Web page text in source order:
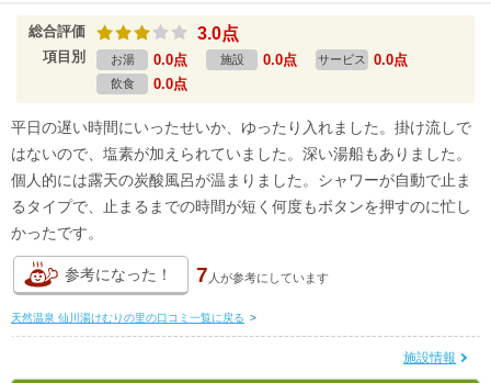
総合評価 3.0点
項目別 お湯 0.0点 施設 0.0点 サービス 0.0点
飲食 0.0点
平日の遅い時間にいったせいか、ゆったり入れました。掛け流しで
はないので、塩素が加えられていました。深い湯船もありました。
個人的には露天の炭酸風呂が温まりました。シャワーが自動で止ま
るタイプで、止まるまでの時間が短く何度もボタンを押すのに忙し
かったです。
参考になった！ 7 人が参考にしています
天然温泉 仙川湯けむりの里の口コミ一覧に戻る >
施設情報